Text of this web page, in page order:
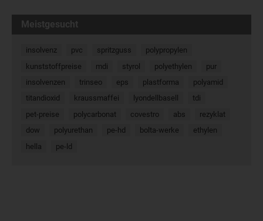
Meistgesucht
insolvenz pvc spritzguss
polypropylen
kunststoffpreise
mdi styrol polyethylen
pur
insolvenzen
trinseo eps plastforma
polyamid
titandioxid
kraussmaffei lyondellbasell
tdi
pet-preise
polycarbonat covestro abs
rezyklat
dow
polyurethan pe-hd bolta-werke
ethylen
hella
pe-ld